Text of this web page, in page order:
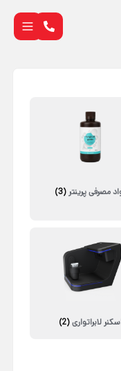
مصرفی پرینتر(3)
لابراتواری(2)